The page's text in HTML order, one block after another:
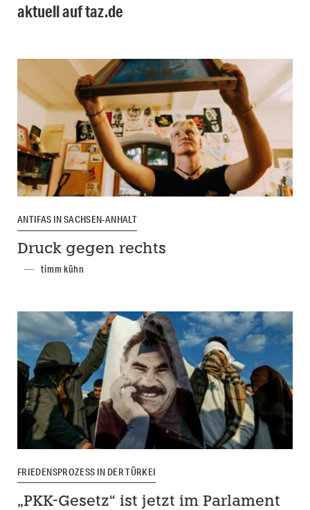
aktuell auf taz.de
ANTIFAS IN SACHSEN-ANHALT
Druck gegen rechts
timm kühn
FRIEDENSPROZESS IN DER TÜRKEI
„PKK-Gesetz“ ist jetzt im Parlament